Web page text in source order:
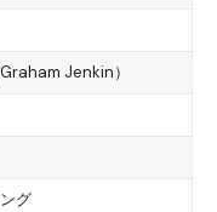
Graham Jenkin）
グ